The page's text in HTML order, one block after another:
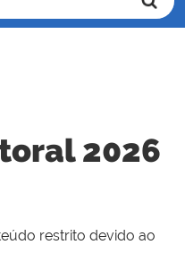
2026
restrito devido ao